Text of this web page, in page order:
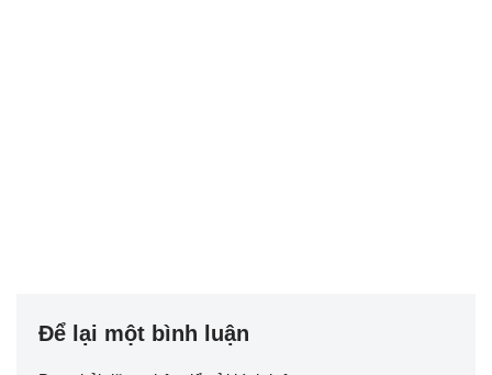
Để lại một bình luận